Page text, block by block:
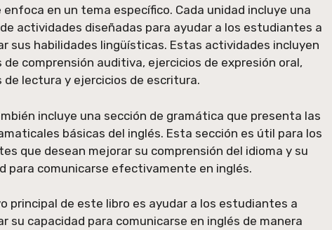
enfoca en un tema específico. Cada unidad incluye una
actividades diseñadas para ayudar a los estudiantes a
sus habilidades lingüísticas. Estas actividades incluyen
de comprensión auditiva, ejercicios de expresión oral,
de lectura y ejercicios de escritura.
incluye una sección de gramática que presenta las
básicas del inglés. Esta sección es útil para los
que desean mejorar su comprensión del idioma y su
para comunicarse efectivamente en inglés.
principal de este libro es ayudar a los estudiantes a
su capacidad para comunicarse en inglés de manera